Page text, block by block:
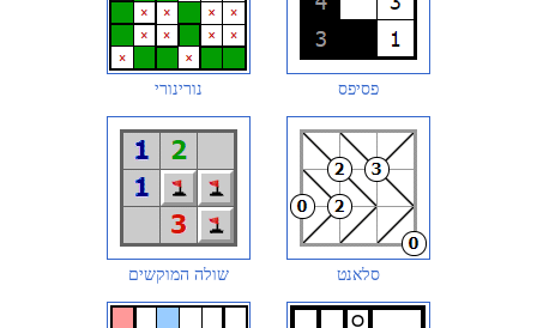
נורינורי פסיפס
שולה המוקשים סלאנט